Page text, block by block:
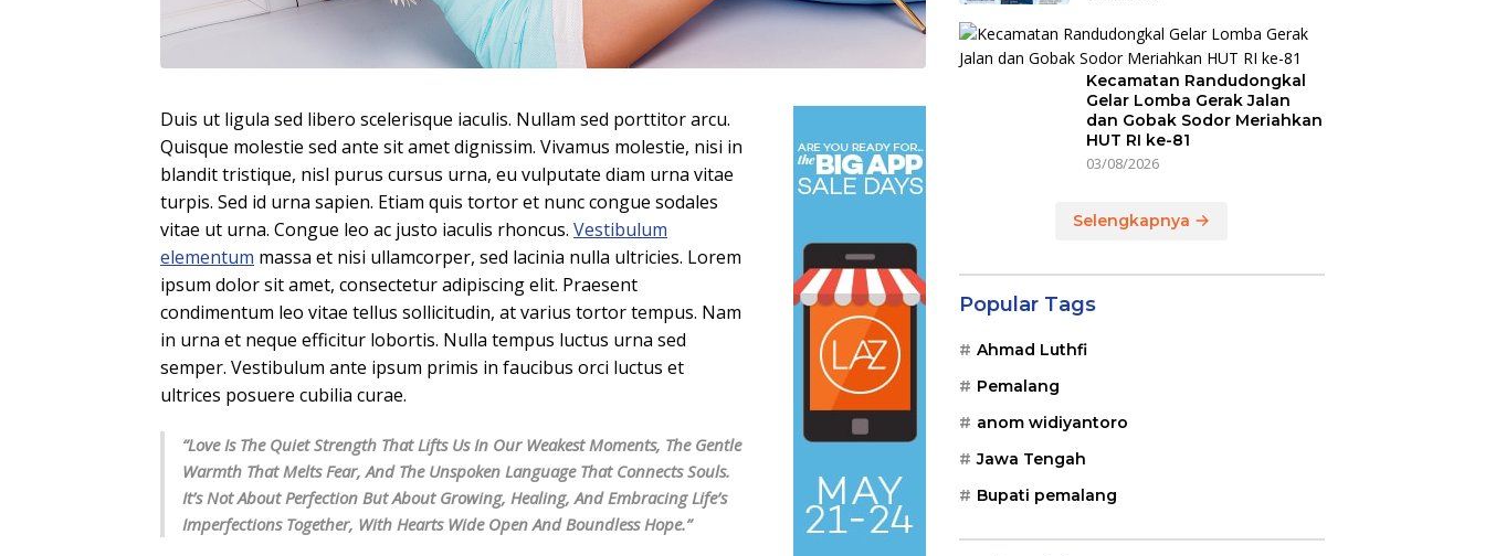
Duis ut ligula sed libero scelerisque iaculis. Nullam sed porttitor arcu.
Quisque molestie sed ante sit amet dignissim. Vivamus molestie, nisi in
blandit tristique, nisl purus cursus urna, eu vulputate diam urna vitae
turpis. Sed id urna sapien. Etiam quis tortor et nunc congue sodales
vitae ut urna. Congue leo ac justo iaculis rhoncus. Vestibulum
elementum massa et nisi ullamcorper, sed lacinia nulla ultricies. Lorem
ipsum dolor sit amet, consectetur adipiscing elit. Praesent
condimentum leo vitae tellus sollicitudin, at varius tortor tempus. Nam
in urna et neque efficitur lobortis. Nulla tempus luctus urna sed
semper. Vestibulum ante ipsum primis in faucibus orci luctus et
ultrices posuere cubilia curae.
“Love Is The Quiet Strength That Lifts Us In Our Weakest Moments, The Gentle
Warmth That Melts Fear, And The Unspoken Language That Connects Souls.
It’s Not About Perfection But About Growing, Healing, And Embracing Life’s
Imperfections Together, With Hearts Wide Open And Boundless Hope.”
Kecamatan Randudongkal
Gelar Lomba Gerak Jalan
dan Gobak Sodor Meriahkan
HUT RI ke-81
03/08/2026
Selengkapnya
Popular Tags
Ahmad Luthfi
Pemalang
anom widiyantoro
Jawa Tengah
Bupati pemalang